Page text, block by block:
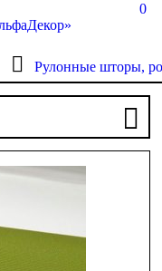
0
Рулонные шторы,